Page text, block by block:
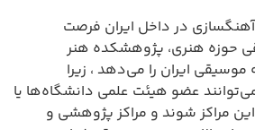
در داخل ایران فرصت
حوزه هنری، پژوهشکده هنر
ایران را می‌دهد ، زیرا
عضو هیئت علمی دانشگاه‌ها یا
مراکز شوند و مراکز پژوهشی و